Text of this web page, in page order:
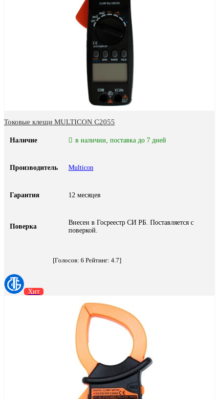
Токовые клещи MULTICON C2055
Наличие в наличии, поставка до 7 дней
Производитель Multicon
Гарантия 12 месяцев
Поверка
Внесен в Госреестр СИ РБ. Поставляется с
поверкой.
[Голосов: 6 Рейтинг: 4.7]
Хит